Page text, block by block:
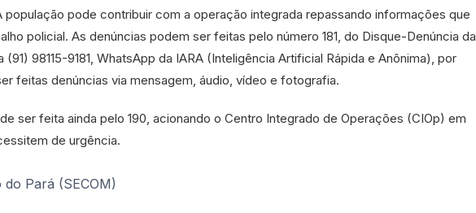
população pode contribuir com a operação integrada repassando informações que
policial. As denúncias podem ser feitas pelo número 181, do Disque-Denúncia da
(91) 98115-9181, WhatsApp da IARA (Inteligência Artificial Rápida e Anônima), por
feitas denúncias via mensagem, áudio, vídeo e fotografia.
ser feita ainda pelo 190, acionando o Centro Integrado de Operações (CIOp) em
de urgência.
Pará (SECOM)